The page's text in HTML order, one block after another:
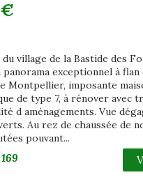
€
village de la Bastide des
exceptionnel à flan
Montpellier, imposante
de type 7, à rénover avec
d aménagements. Vue
Au rez de chaussée de
pouvant...